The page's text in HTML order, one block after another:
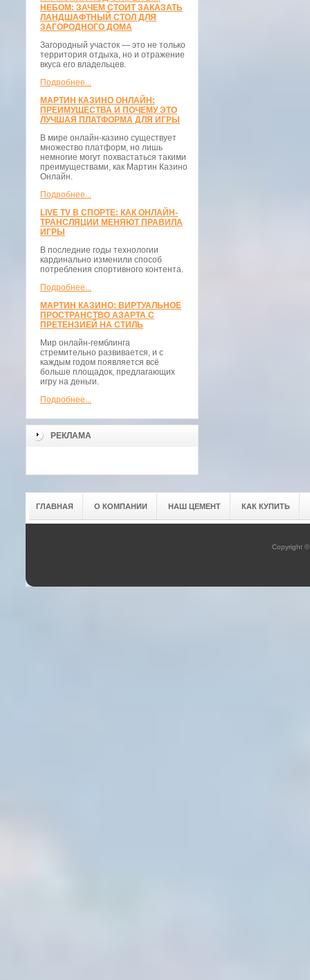
НЕБОМ: ЗАЧЕМ СТОИТ ЗАКАЗАТЬ
ЛАНДШАФТНЫЙ СТОЛ ДЛЯ
ЗАГОРОДНОГО ДОМА
Загородный участок — это не только
территория отдыха, но и отражение
вкуса его владельцев.
Подробнее...
МАРТИН КАЗИНО ОНЛАЙН:
ПРЕИМУЩЕСТВА И ПОЧЕМУ ЭТО
ЛУЧШАЯ ПЛАТФОРМА ДЛЯ ИГРЫ
В мире онлайн-казино существует
множество платформ, но лишь
немногие могут похвастаться такими
преимуществами, как Мартин Казино
Онлайн.
Подробнее...
LIVE TV В СПОРТЕ: КАК ОНЛАЙН-
ТРАНСЛЯЦИИ МЕНЯЮТ ПРАВИЛА
ИГРЫ
В последние годы технологии
кардинально изменили способ
потребления спортивного контента.
Подробнее...
МАРТИН КАЗИНО: ВИРТУАЛЬНОЕ
ПРОСТРАНСТВО АЗАРТА С
ПРЕТЕНЗИЕЙ НА СТИЛЬ
Мир онлайн-гемблинга
стремительно развивается, и с
каждым годом появляется всё
больше площадок, предлагающих
игру на деньги.
Подробнее...
РЕКЛАМА
ГЛАВНАЯ О КОМПАНИИ НАШ ЦЕМЕНТ КАК КУПИТЬ
Copyright